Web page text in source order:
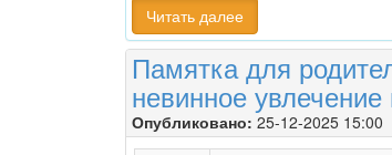
Читать далее
Памятка для
невинное
Опубликовано: 25-12-2025 15:00